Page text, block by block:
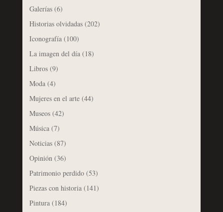
Galerías(6)
Historias olvidadas(202)
Iconografía(100)
La imagen del día(18)
Libros(9)
Moda(4)
Mujeres en el arte(44)
Museos(42)
Música(7)
Noticias(87)
Opinión(36)
Patrimonio perdido(53)
Piezas con historia(141)
Pintura(184)